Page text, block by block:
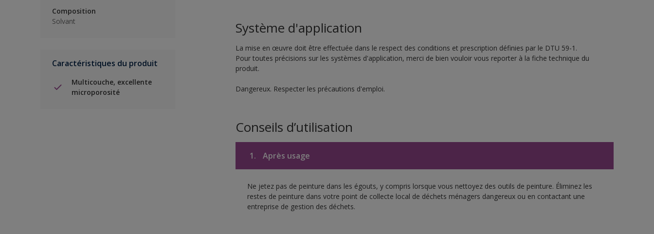
Composition
Solvant
Caractéristiques du produit
Multicouche, excellente
microporosité
Système d'application
La mise en œuvre doit être effectuée dans le respect des conditions et prescription définies par le DTU 59-1.
Pour toutes précisions sur les systèmes d'application, merci de bien vouloir vous reporter à la fiche technique du
produit.
Dangereux. Respecter les précautions d'emploi.
Conseils d’utilisation
1. Après usage
Ne jetez pas de peinture dans les égouts, y compris lorsque vous nettoyez des outils de peinture. Éliminez les
restes de peinture dans votre point de collecte local de déchets ménagers dangereux ou en contactant une
entreprise de gestion des déchets.